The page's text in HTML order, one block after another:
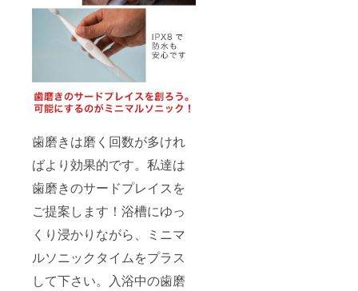
歯磨きは磨く回数が多けれ
ばより効果的です。私達は
歯磨きのサードプレイスを
ご提案します！浴槽にゆっ
くり浸かりながら、ミニマ
ルソニックタイムをプラス
して下さい。入浴中の歯磨